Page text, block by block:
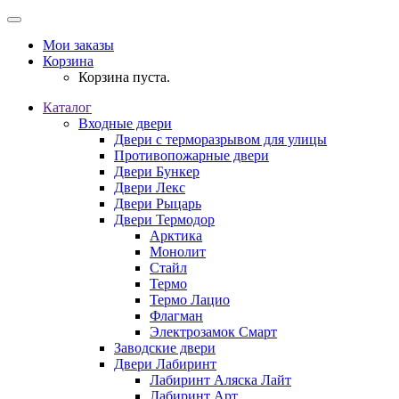
Мои заказы
Корзина
Корзина пуста.
Каталог
Входные двери
Двери с терморазрывом для улицы
Противопожарные двери
Двери Бункер
Двери Лекс
Двери Рыцарь
Двери Термодор
Арктика
Монолит
Стайл
Термо
Термо Лацио
Флагман
Электрозамок Смарт
Заводские двери
Двери Лабиринт
Лабиринт Аляска Лайт
Лабиринт Арт